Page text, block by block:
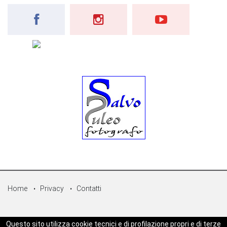
Home Privacy Contatti
© Copyright 2026 - Sicilpress Publisher soc.coop - P.Iva:
Questo sito utilizza cookie tecnici e di profilazione propri e di terze